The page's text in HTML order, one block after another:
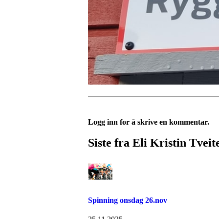
Logg inn for å skrive en kommentar.
Siste fra Eli Kristin
Spinning onsdag 26.nov